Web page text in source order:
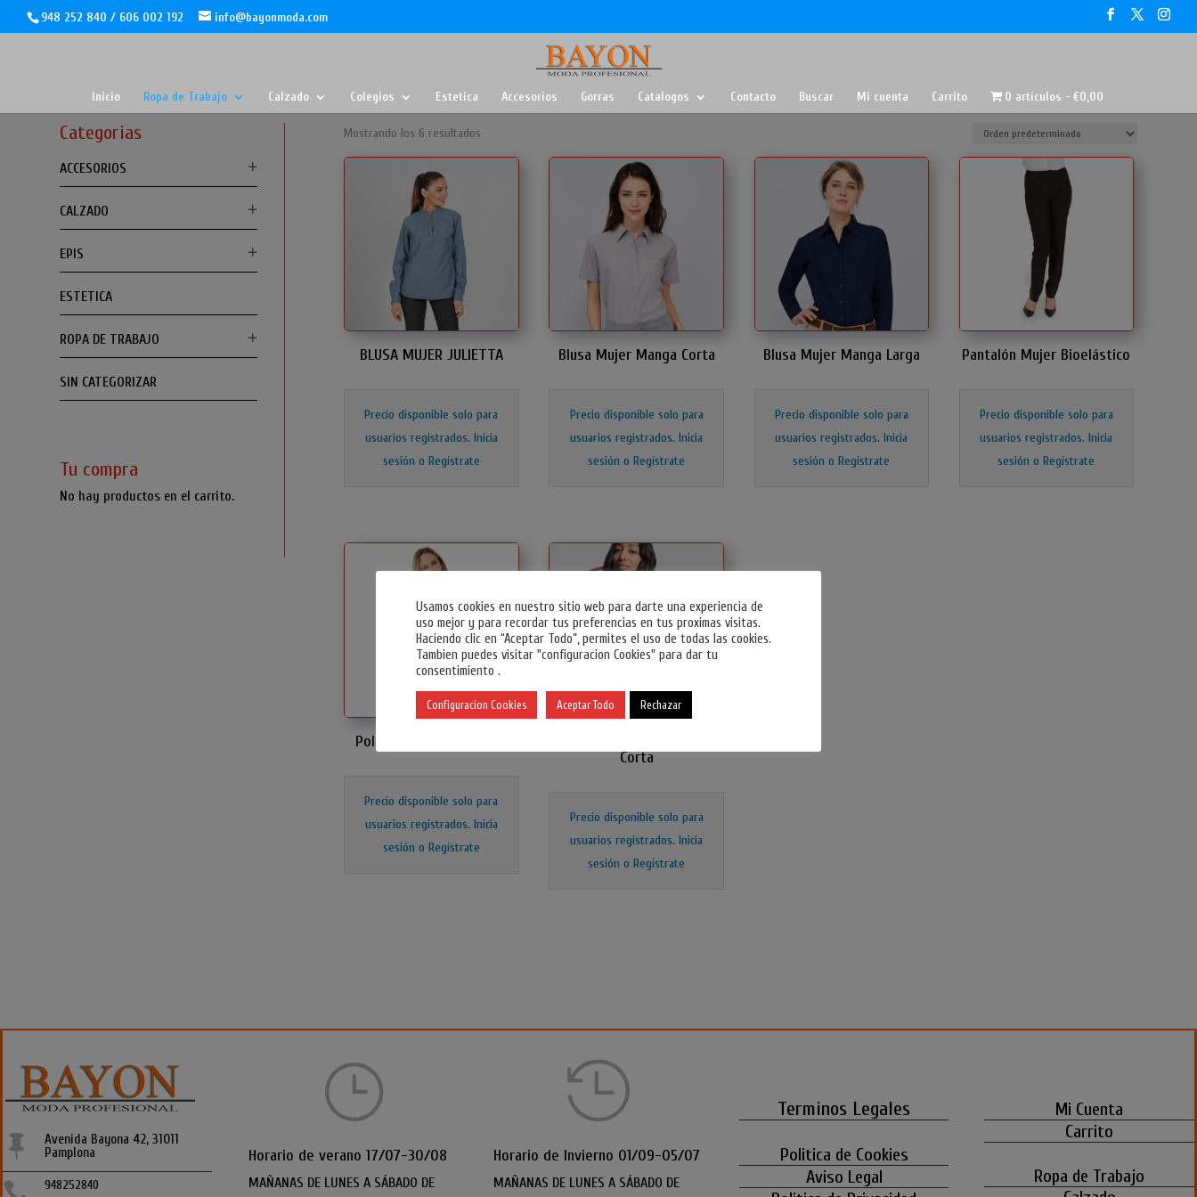
948 252 840 / 606 002 192 info@bayonmoda.com
Inicio Ropa de Trabajo Calzado Colegios Estetica Accesorios Gorras Catalogos Contacto Buscar Mi cuenta Carrito 0 artículos €0,00
Categorias
ACCESORIOS
CALZADO
EPIS
ESTETICA
ROPA DE TRABAJO
SIN CATEGORIZAR
Tu compra
No hay productos en el carrito.
Mostrando los 6 resultados
BLUSA MUJER JULIETTA
Precio disponible solo para
usuarios registrados. Inicia
sesión o Regístrate
Blusa Mujer Manga Corta
Precio disponible solo para
usuarios registrados.Inicia
sesión o Regístrate
Blusa Mujer Manga Larga
Precio disponible solo para
usuarios registrados.Inicia
sesión o Regístrate
Pantalón Mujer Bioelástico
Precio disponible solo para
usuarios registrados.Inicia
sesión o Regístrate
Polo Mujer Manga Corta
Precio disponible solo para
usuarios registrados. Inicia
sesión o Regístrate
Corta
Precio disponible solo para
usuarios registrados.Inicia
sesión o Regístrate

Avenida Bayona 42, 31011
Pamplona
948252840
}
Horario de verano 17/07-30/08
MAÑANAS DE LUNES A SÁBADO DE

Horario de Invierno 01/09-05/07
MAÑANAS DE LUNES A SÁBADO DE
Terminos Legales
Politica de Cookies
Aviso Legal
Mi Cuenta
Carrito
Ropa de Trabajo
Usamos cookies en nuestro sitio web para darte una experiencia de
uso mejor y para recordar tus preferencias en tus proximas visitas.
Haciendo clic en “Aceptar Todo”, permites el uso de todas las cookies.
Tambien puedes visitar "configuracion Cookies" para dar tu
consentimiento .
Configuracion Cookies Aceptar Todo Rechazar